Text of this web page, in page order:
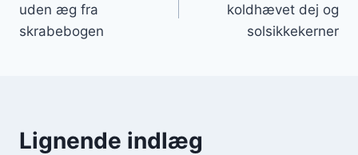
uden æg fra
skrabebogen
koldhævet dej og
solsikkekerner
Lignende indlæg